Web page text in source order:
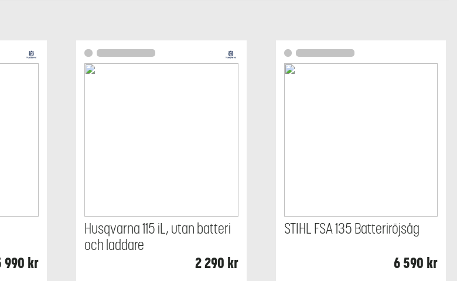
990 kr
Husqvarna 115 iL, utan batteri
och laddare
2 290 kr
STIHL FSA 135 Batteriröjsåg
6 590 kr